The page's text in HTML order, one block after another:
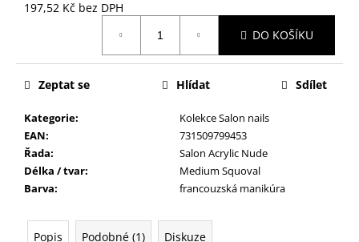
197,52 Kč bez DPH
DO KOŠÍKU
Kategorie:
Kolekce Salon nails
EAN:
731509799453
Řada:
Salon Acrylic Nude
Délka / tvar:
Medium Squoval
Barva: francouzská manikúra
Zeptat se Hlídat Sdílet
Popis Podobné (1) Diskuze
u
NALEPOVACÍ
ŘASY
SAMOLEPÍCÍ
WISPY
V0035
89